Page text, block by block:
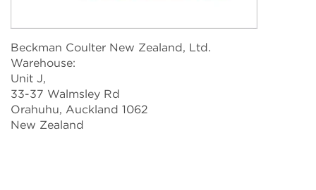
Beckman Coulter New Zealand, Ltd.
Warehouse:
Unit J,
33-37 Walmsley Rd
Orahuhu, Auckland 1062
New Zealand